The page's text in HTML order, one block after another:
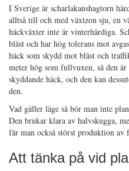
I Sverige är scharlakanshagtorn
alltså till och med växtzon sju, en
häckväxter inte är vinterhärdiga.
blåst och har hög tolerans mot
häck som skydd mot blåst och
meter hög som fullvuxen, så den
skyddande häck, och den kan
den.
Vad gäller läge så bör man inte
Den brukar klara av halvskugga,
får man också störst produktion av
Att tänka på vid